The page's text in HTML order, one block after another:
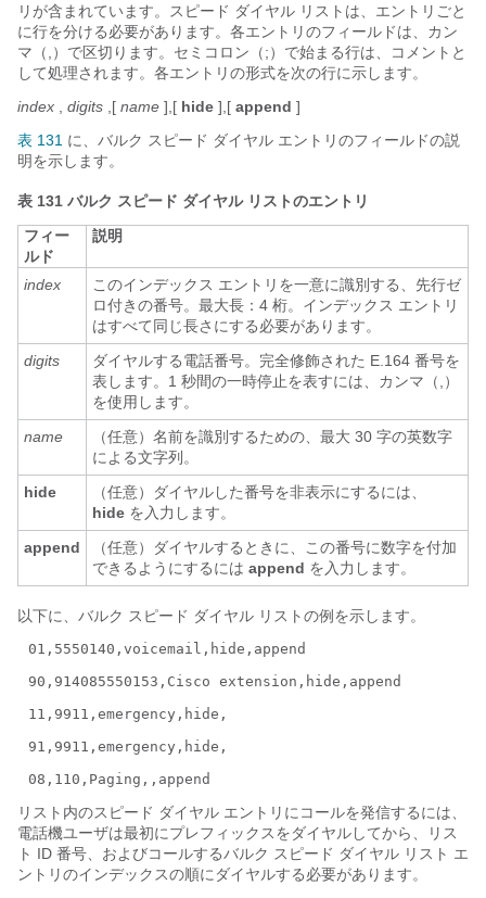
リが含まれています。スピード ダイヤル リストは、エントリごと
に行を分ける必要があります。各エントリのフィールドは、カン
マ（,）で区切ります。セミコロン（;）で始まる行は、コメントと
して処理されます。各エントリの形式を次の行に示します。
index
digits ,[ name ],[ hide ],[ append ]
表 131 に、バルク スピード ダイヤル エントリのフィールドの説
明を示します。
表 131 バルク スピード ダイヤル リストのエントリ
フィー
ルド
説明
index
このインデックス エントリを一意に識別する、先行ゼ
ロ付きの番号。最大長：4 桁。インデックス エントリ
はすべて同じ長さにする必要があります。
digits
ダイヤルする電話番号。完全修飾された E.164 番号を
表します。1 秒間の一時停止を表すには、カンマ（,）
を使用します。
name
（任意）名前を識別するための、最大 30 字の英数字
による文字列。
hide
（任意）ダイヤルした番号を非表示にするには、
hide を入力します。
append
（任意）ダイヤルするときに、この番号に数字を付加
できるようにするには append を入力します。
以下に、バルク スピード ダイヤル リストの例を示します。
01,5550140,voicemail,hide,append
90,914085550153,Cisco extension,hide,append
11,9911,emergency,hide,
91,9911,emergency,hide,
08,110,Paging,,append
リスト内のスピード ダイヤル エントリにコールを発信するには、
電話機ユーザは最初にプレフィックスをダイヤルしてから、リス
ト ID 番号、およびコールするバルク スピード ダイヤル リスト エ
ントリのインデックスの順にダイヤルする必要があります。